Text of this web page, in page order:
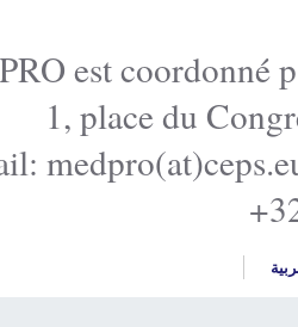
est coordonné
1, place du